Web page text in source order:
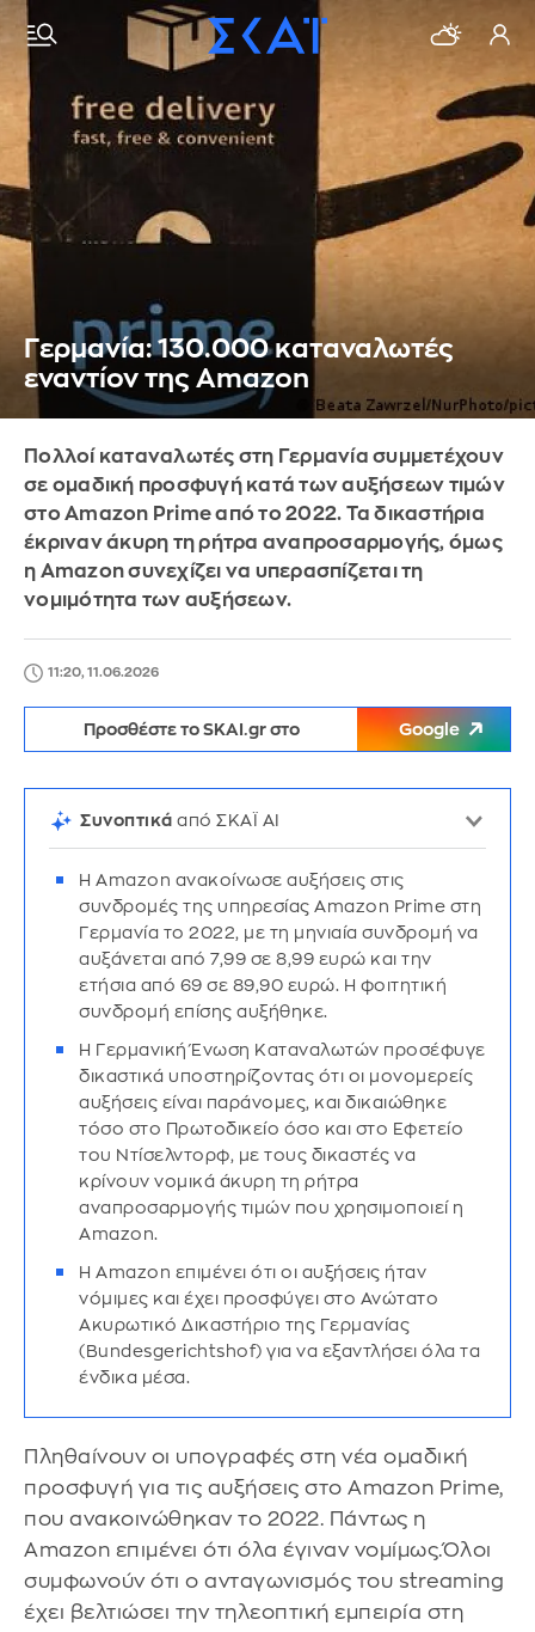
Γερμανία: 130.000 καταναλωτές
εναντίον της Amazon
Πολλοί καταναλωτές στη Γερμανία συμμετέχουν
σε ομαδική προσφυγή κατά των αυξήσεων τιμών
στο Amazon Prime από το 2022. Τα δικαστήρια
έκριναν άκυρη τη ρήτρα αναπροσαρμογής, όμως
η Amazon συνεχίζει να υπερασπίζεται τη
νομιμότητα των αυξήσεων.
11:20, 11.06.2026
Προσθέστε το SKAI.gr στο Google
Συνοπτικά από ΣΚΑΪ AI
Η Amazon ανακοίνωσε αυξήσεις στις
συνδρομές της υπηρεσίας Amazon Prime στη
Γερμανία το 2022, με τη μηνιαία συνδρομή να
αυξάνεται από 7,99 σε 8,99 ευρώ και την
ετήσια από 69 σε 89,90 ευρώ. Η φοιτητική
συνδρομή επίσης αυξήθηκε.
Η Γερμανική Ένωση Καταναλωτών προσέφυγε
δικαστικά υποστηρίζοντας ότι οι μονομερείς
αυξήσεις είναι παράνομες, και δικαιώθηκε
τόσο στο Πρωτοδικείο όσο και στο Εφετείο
του Ντίσελντορφ, με τους δικαστές να
κρίνουν νομικά άκυρη τη ρήτρα
αναπροσαρμογής τιμών που χρησιμοποιεί η
Amazon.
Η Amazon επιμένει ότι οι αυξήσεις ήταν
νόμιμες και έχει προσφύγει στο Ανώτατο
Ακυρωτικό Δικαστήριο της Γερμανίας
(Bundesgerichtshof) για να εξαντλήσει όλα τα
ένδικα μέσα.
Πληθαίνουν οι υπογραφές στη νέα ομαδική
προσφυγή για τις αυξήσεις στο Amazon Prime,
που ανακοινώθηκαν το 2022. Πάντως η
Amazon επιμένει ότι όλα έγιναν νομίμως.Όλοι
συμφωνούν ότι ο ανταγωνισμός του streaming
έχει βελτιώσει την τηλεοπτική εμπειρία στη